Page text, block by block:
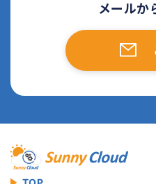
メールか